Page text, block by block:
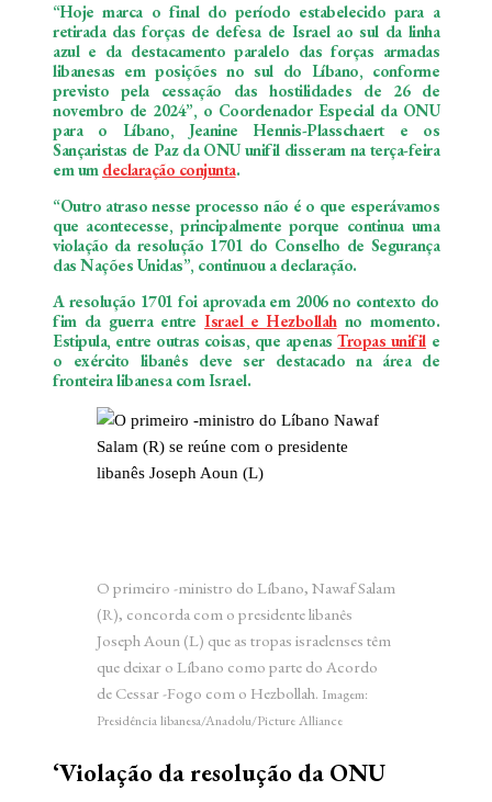
“Hoje marca o final do período estabelecido para a
retirada das forças de defesa de Israel ao sul da linha
azul e da destacamento paralelo das forças armadas
libanesas em posições no sul do Líbano, conforme
previsto pela cessação das hostilidades de 26 de
novembro de 2024”, o Coordenador Especial da ONU
para o Líbano, Jeanine Hennis-Plasschaert e os
Sançaristas de Paz da ONU unifil disseram na terça-feira
em um declaração conjunta.
“Outro atraso nesse processo não é o que esperávamos
que acontecesse, principalmente porque continua uma
violação da resolução 1701 do Conselho de Segurança
das Nações Unidas”, continuou a declaração.
A resolução 1701 foi aprovada em 2006 no contexto do
fim da guerra entre Israel e Hezbollah no momento.
Estipula, entre outras coisas, que apenasTropas unifil e
o exército libanês deve ser destacado na área de
fronteira libanesa com Israel.
O primeiro -ministro do Líbano, Nawaf Salam
(R), concorda com o presidente libanês
Joseph Aoun (L) que as tropas israelenses têm
que deixar o Líbano como parte do Acordo
de Cessar -Fogo com o Hezbollah. Imagem:
Presidência libanesa/Anadolu/Picture Alliance
‘Violação da resolução da ONU